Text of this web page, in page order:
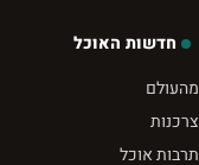
חדשות האוכל
מהעולם
צרכנות
תרבות אוכל